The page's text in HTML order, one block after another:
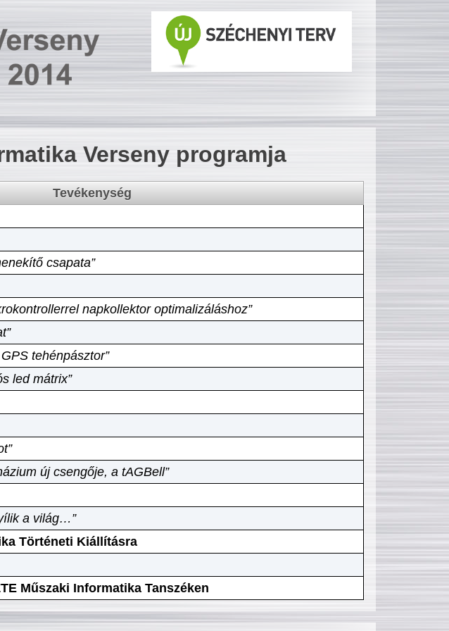
Verseny programja
Tevékenység
csapata”
napkollektor optimalizáláshoz”
tehénpásztor”
led mátrix”
új csengője, a tAGBell”
a világ…”
Történeti Kiállításra
Műszaki Informatika Tanszéken